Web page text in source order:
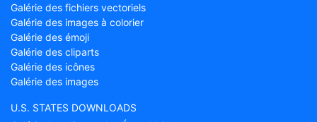
Galérie des fichiers vectoriels
Galérie des images à colorier
Galérie des émoji
Galérie des cliparts
Galérie des icônes
Galérie des images
U.S. STATES DOWNLOADS